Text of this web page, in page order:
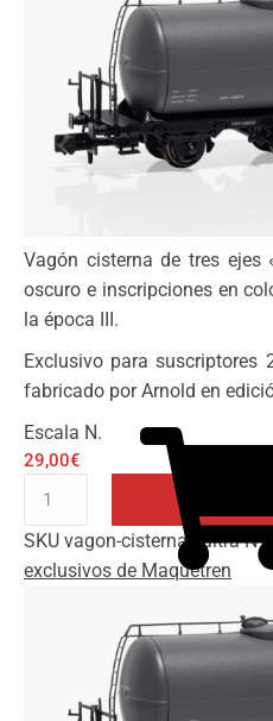
Vagón cisterna de tres ejes
oscuro e inscripciones en
la época III.
Exclusivo para suscriptores
fabricado por Arnold en
Escala N.
29,00€
Vagón
"Saltra"
escala
SKU vagon-cisterna-saltra-N
exclusivos de Maquetren